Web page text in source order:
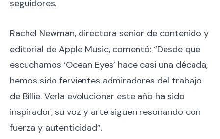
seguidores.
Rachel Newman, directora senior de contenido y
editorial de Apple Music, comentó: “Desde que
escuchamos ‘Ocean Eyes’ hace casi una década,
hemos sido fervientes admiradores del trabajo
de Billie. Verla evolucionar este año ha sido
inspirador; su voz y arte siguen resonando con
fuerza y autenticidad”.